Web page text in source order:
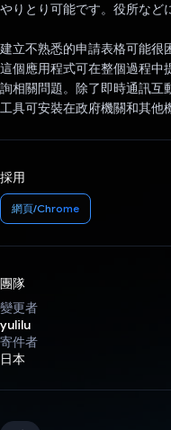
やりとり可能です。役所など
建立不熟悉的申請表格可能很
這個應用程式可在整個過程中
詢相關問題。除了即時通訊互
工具可安裝在政府機關和其他
採用
網頁/Chrome
團隊
變更者
yulilu
寄件者
日本